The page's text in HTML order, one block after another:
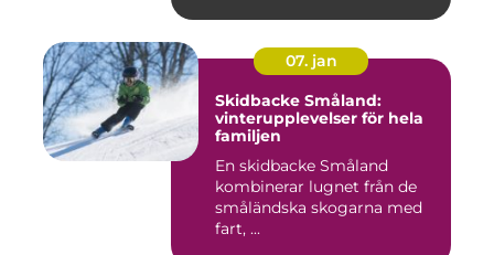
07. jan
Skidbacke Småland:
vinterupplevelser för hela
familjen
En skidbacke Småland
kombinerar lugnet från de
småländska skogarna med
fart, ...